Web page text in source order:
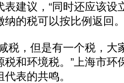
表建议，“同时还应该设
的税可以按比例返回
，但是有一个税，大
税和环境税。”上海市环
表的共鸣。